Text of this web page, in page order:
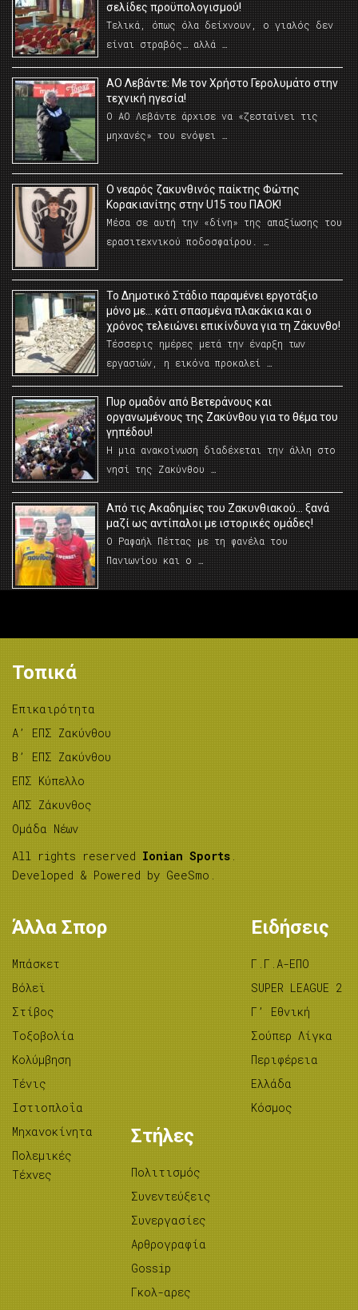
σελίδες προϋπολογισμού!
Τελικά, όπως όλα δείχνουν, ο γιαλός δεν
είναι στραβός… αλλά …
ΑΟ Λεβάντε: Με τον Χρήστο Γερολυμάτο στην
τεχνική ηγεσία!
Ο ΑΟ Λεβάντε άρχισε να «ζεσταίνει τις
μηχανές» του ενόψει …
O νεαρός ζακυνθινός παίκτης Φώτης
Κορακιανίτης στην U15 του ΠΑΟΚ!
Μέσα σε αυτή την «δίνη» της απαξίωσης του
ερασιτεχνικού ποδοσφαίρου. …
Το Δημοτικό Στάδιο παραμένει εργοτάξιο
μόνο με… κάτι σπασμένα πλακάκια και ο
χρόνος τελειώνει επικίνδυνα για τη Ζάκυνθο!
Τέσσερις ημέρες μετά την έναρξη των
εργασιών, η εικόνα προκαλεί …
Πυρ ομαδόν από Βετεράνους και
οργανωμένους της Ζακύνθου για το θέμα του
γηπέδου!
Η μια ανακοίνωση διαδέχεται την άλλη στο
νησί της Ζακύνθου …
Από τις Ακαδημίες του Ζακυνθιακού… ξανά
μαζί ως αντίπαλοι με ιστορικές ομάδες!
Ο Ραφαήλ Πέττας με τη φανέλα του
Πανιωνίου και ο …
Τοπικά
Επικαιρότητα
A’ ΕΠΣ Ζακύνθου
B’ ΕΠΣ Ζακύνθου
ΕΠΣ Κύπελλο
ΑΠΣ Ζάκυνθος
Ομάδα Νέων
All rights reserved Ionian Sports .
Developed & Powered by GeeSmo .
Άλλα Σπορ
Μπάσκετ
Βόλεϊ
Στίβος
Tοξοβολία
Κολύμβηση
Τένις
Ιστιοπλοΐα
Μηχανοκίνητα
Πολεμικές
Τέχνες
Ειδήσεις
Γ.Γ.Α-ΕΠΟ
SUPER LEAGUE 2
Γ’ Εθνική
Σούπερ Λίγκα
Περιφέρεια
Ελλάδα
Κόσμος
Στήλες
Πολιτισμός
Συνεντεύξεις
Συνεργασίες
Αρθρογραφία
Gossip
Γκολ-αρες